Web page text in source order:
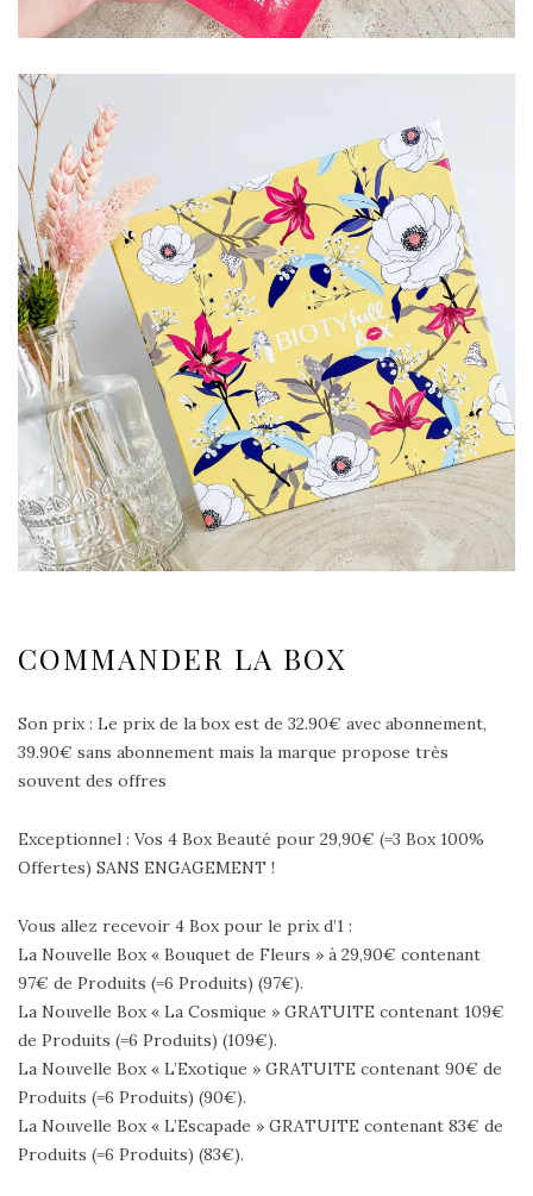
COMMANDER LA BOX
Son prix : Le prix de la box est de 32.90€ avec abonnement,
39.90€ sans abonnement mais la marque propose très
souvent des offres
Exceptionnel : Vos 4 Box Beauté pour 29,90€ (=3 Box 100%
Offertes) SANS ENGAGEMENT !
Vous allez recevoir 4 Box pour le prix d’1 :
La Nouvelle Box « Bouquet de Fleurs » à 29,90€ contenant
97€ de Produits (=6 Produits) (97€).
La Nouvelle Box « La Cosmique » GRATUITE contenant 109€
de Produits (=6 Produits) (109€).
La Nouvelle Box « L’Exotique » GRATUITE contenant 90€ de
Produits (=6 Produits) (90€).
La Nouvelle Box « L’Escapade » GRATUITE contenant 83€ de
Produits (=6 Produits) (83€).